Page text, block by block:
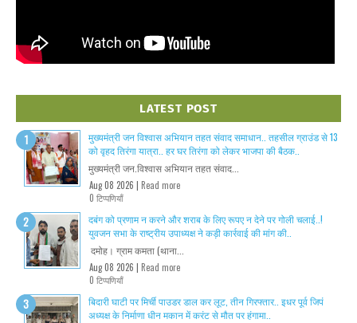
LATEST POST
मुख्यमंत्री जन विश्वास अभियान तहत संवाद समाधान.. तहसील ग्राउंड से 13
को वृहद तिरंगा यात्रा.. हर घर तिरंगा को लेकर भाजपा की बैठक..
मुख्यमंत्री जन.विश्वास अभियान तहत संवाद...
Aug 08 2026 | Read more
0 टिप्पणियाँ
दबंग को प्रणाम न करने और शराब के लिए रूपए न देने पर गोली चलाई..!
युवजन सभा के राष्ट्रीय उपाध्यक्ष ने कड़ी कार्रवाई की मांग की..
दमोह। ग्राम कमता (थाना...
Aug 08 2026 | Read more
0 टिप्पणियाँ
बिदारी घाटी पर मिर्ची पाउडर डाल कर लूट, तीन गिरफ्तार.. इधर पूर्व जिपं
अध्यक्ष के निर्माणा धीन मकान में करंट से मौत पर हंगामा..